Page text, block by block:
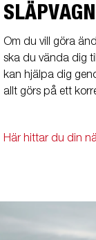
Om du vill göra
ska du vända dig
kan hjälpa dig
allt görs på ett
Här hittar du din